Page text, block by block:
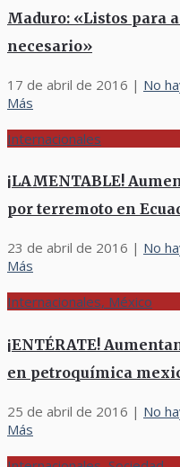
Maduro: «Listos para
necesario»
17 de abril de 2016 | No
Más
Internacionales
¡LAMENTABLE!
por terremoto en
23 de abril de 2016 | No
Más
Internacionales, México
¡ENTÉRATE!
en petroquímica
25 de abril de 2016 | No
Más